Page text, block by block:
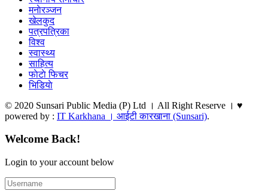
मनाेरञ्जन
खेलकुद
पत्रपत्रिका
विश्व
स्वास्थ्य
साहित्य
फाेटाे फिचर
भिडियाे
© 2020 Sunsari Public Media (P) Ltd । All Right Reserve । ♥
powered by : IT Karkhana । आईटी कारखाना (Sunsari).
Welcome Back!
Login to your account below